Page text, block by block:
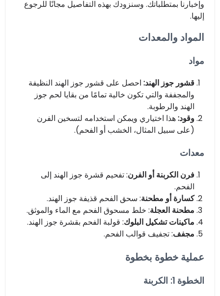
وإخبارنا بمتطلباتك. وسنزودك بهذه التفاصيل مجانًا للرجوع
إليها.
المواد والمعدات
مواد
قشور جوز الهند: احصل على قشور جوز الهند النظيفة
والمجففة والتي تكون خالية تمامًا من بقايا لحم جوز
الهند والرطوبة.
وقود:هذا اختياري ويمكن استخدامه لتسخين الفرن
(على سبيل المثال، الخشب أو الفحم).
معدات
فرن الكربنة أو الفرن: تفحيم قشرة جوز الهند إلى
الفحم.
كسارة أو مطحنة: سحق الفحم قذيفة جوز الهند.
مطحنة العجلة: خلط مسحوق الفحم مع الماء والموثق.
ماكينات تشكيل البلوك: قولبة الفحم بقشرة جوز الهند.
مجفف: تجفيف قوالب الفحم.
عملية خطوة بخطوة
الخطوة 1: الكربنة